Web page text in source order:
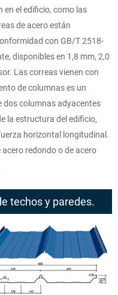
en el edificio, como las
de acero están
con GB/T 2518-
disponibles en 1,8 mm, 2,0
Las correas vienen con
de columnas es un
dos columnas adyacentes
la estructura del edificio,
horizontal longitudinal.
redondo o de acero
techos y paredes.